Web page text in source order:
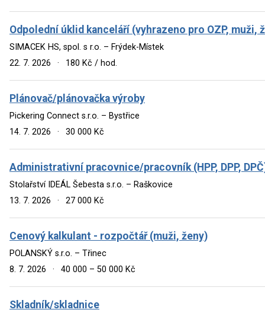
Odpolední úklid kanceláří (vyhrazeno pro OZP, muži,
SIMACEK HS, spol. s r.o. – Frýdek-Místek
22. 7. 2026
· 180 Kč / hod.
Plánovač/plánovačka výroby
Pickering Connect s.r.o. – Bystřice
14. 7. 2026
· 30 000 Kč
Administrativní pracovnice/pracovník (HPP, DPP,
Stolařství IDEÁL Šebesta s.r.o. – Raškovice
13. 7. 2026
· 27 000 Kč
Cenový kalkulant - rozpočtář (muži, ženy)
POLANSKÝ s.r.o. – Třinec
8. 7. 2026
· 40 000 – 50 000 Kč
Skladník/skladnice